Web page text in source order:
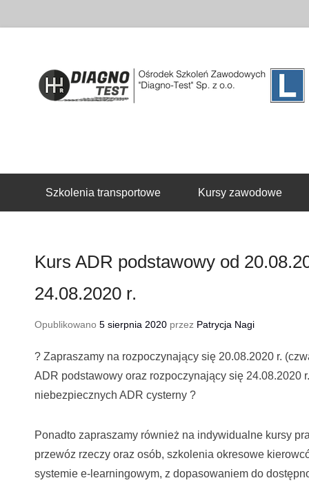
Szkolenia transportowe
Kursy zawodowe
Kurs ADR podstawowy od
24.08.2020 r.
Opublikowano 5 sierpnia 2020 przez Patrycja Nagi
? Zapraszamy na rozpoczynający się 20.08.2020 r.
ADR podstawowy oraz rozpoczynający się 24.08.2020
niebezpiecznych ADR cysterny ?
Ponadto zapraszamy również na indywidualne kursy
przewóz rzeczy oraz osób, szkolenia okresowe
systemie e-learningowym, z dopasowaniem do